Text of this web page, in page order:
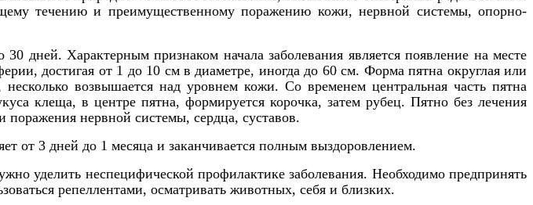
течению и преимущественному поражению кожи, нервной системы, опорно-
дней. Характерным признаком начала заболевания является появление на месте
достигая от 1 до 10 см в диаметре, иногда до 60 см. Форма пятна округлая или
возвышается над уровнем кожи. Со временем центральная часть пятна
клеща, в центре пятна, формируется корочка, затем рубец. Пятно без лечения
поражения нервной системы, сердца, суставов.
от 3 дней до 1 месяца и заканчивается полным выздоровлением.
уделить неспецифической профилактике заболевания. Необходимо предпринять
репеллентами, осматривать животных, себя и близких.